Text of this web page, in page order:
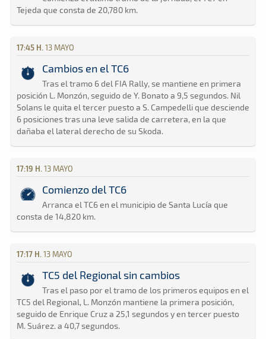
Tejeda que consta de 20,780 km.
17:45 H. 13 MAYO
Cambios en el TC6
Tras el tramo 6 del FIA Rally, se mantiene en primera
posición L. Monzón, seguido de Y. Bonato a 9,5 segundos. Nil
Solans le quita el tercer puesto a S. Campedelli que desciende
6 posiciones tras una leve salida de carretera, en la que
dañaba el lateral derecho de su Skoda.
17:19 H. 13 MAYO
Comienzo del TC6
Arranca el TC6 en el municipio de Santa Lucía que
consta de 14,820 km.
17:17 H. 13 MAYO
TC5 del Regional sin cambios
Tras el paso por el tramo de los primeros equipos en el
TC5 del Regional, L. Monzón mantiene la primera posición,
seguido de Enrique Cruz a 25,1 segundos y en tercer puesto
M. Suárez. a 40,7 segundos.